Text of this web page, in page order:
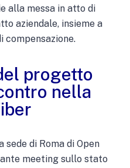
alla messa in atto di
aziendale, insieme a
compensazione.
progetto
nella
sede di Roma di Open
meeting sullo stato